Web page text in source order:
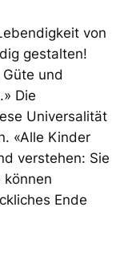
von
gestalten!
und
Die
Universalität
«Alle Kinder
verstehen: Sie
können
Ende